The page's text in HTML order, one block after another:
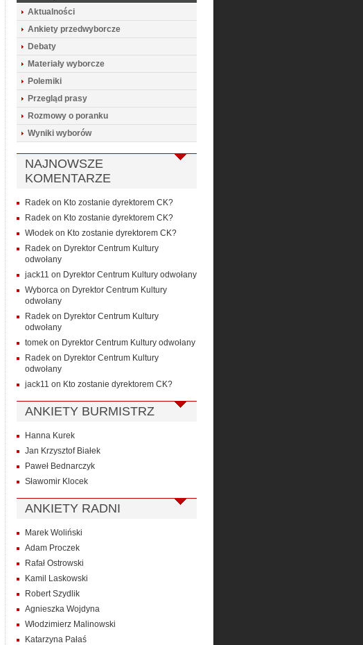
Aktualności
Ankiety przedwyborcze
Debaty
Materiały wyborcze
Polemiki
Przegląd prasy
Rozmowy o poranku
Wyniki wyborów
NAJNOWSZE
KOMENTARZE
Radek on Kto zostanie dyrektorem CK?
Radek on Kto zostanie dyrektorem CK?
Włodek on Kto zostanie dyrektorem CK?
Radek on Dyrektor Centrum Kultury
odwołany
jack11 on Dyrektor Centrum Kultury odwołany
Wyborca on Dyrektor Centrum Kultury
odwołany
Radek on Dyrektor Centrum Kultury
odwołany
tomek on Dyrektor Centrum Kultury odwołany
Radek on Dyrektor Centrum Kultury
odwołany
jack11 on Kto zostanie dyrektorem CK?
ANKIETY BURMISTRZ
Hanna Kurek
Jan Krzysztof Białek
Paweł Bednarczyk
Sławomir Klocek
ANKIETY RADNI
Marek Woliński
Adam Proczek
Rafał Ostrowski
Kamil Laskowski
Robert Szydlik
Agnieszka Wojdyna
Włodzimierz Malinowski
Katarzyna Pałaś